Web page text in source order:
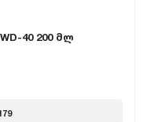
40 200 მლ